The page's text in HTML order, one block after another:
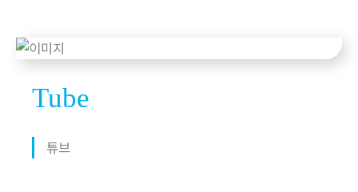
Tube
튜브